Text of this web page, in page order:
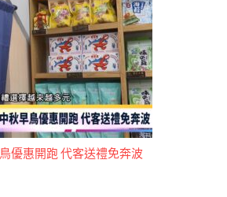
優惠開跑 代客送禮免奔波